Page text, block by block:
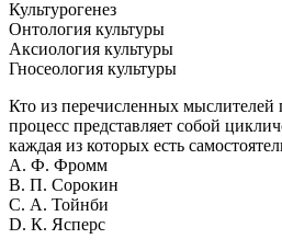
Культурогенез
Онтология культуры
Аксиология культуры
Гносеология культуры
Кто из перечисленных мыслителей
процесс представляет собой
каждая из которых есть
A. Ф. Фромм
B. П. Сорокин
C. А. Тойнби
D. К. Ясперс